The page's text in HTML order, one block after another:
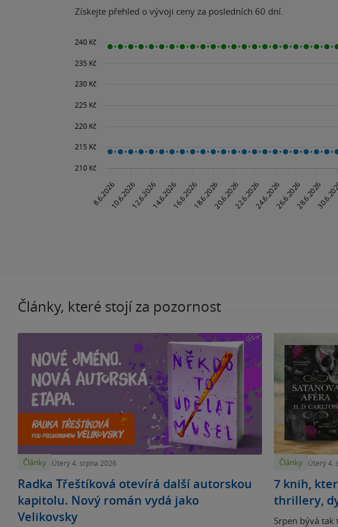
Získejte přehled o vývoji ceny za posledních 60 dní.
Články, které stojí za pozornost
Články Úterý 4. srpna 2026
Radka Třeštíková otevírá další autorskou
kapitolu. Nový román vydá jako
Velikovsky
Články Úterý 4.
7 knih,
thrillery,
Srpen bývá